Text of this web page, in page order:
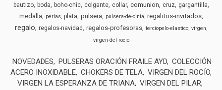
bautizo boda boho-chic colgante collar comunion cruz gargantilla
medalla perlas plata pulsera pulsera-de-cinta regalitos-invitados
regalo regalos-navidad regalos-profesoras terciopelo-elastico virgen
virgen-del-rocio
NOVEDADES PULSERAS ORACIÓN FRAILE AYD COLECCIÓN
ACERO INOXIDABLE CHOKERS DE TELA VIRGEN DEL ROCÍO
VIRGEN LA ESPERANZA DE TRIANA VIRGEN DEL PILAR